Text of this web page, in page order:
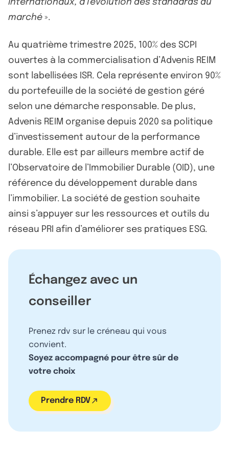
internationaux, à l'évolution des standards du
marché ».
Au quatrième trimestre 2025, 100% des SCPI
ouvertes à la commercialisation d’Advenis REIM
sont labellisées ISR. Cela représente environ 90%
du portefeuille de la société de gestion géré
selon une démarche responsable. De plus,
Advenis REIM organise depuis 2020 sa politique
d’investissement autour de la performance
durable. Elle est par ailleurs membre actif de
l’Observatoire de l’Immobilier Durable (OID), une
référence du développement durable dans
l’immobilier. La société de gestion souhaite
ainsi s’appuyer sur les ressources et outils du
réseau PRI afin d’améliorer ses pratiques ESG.
Échangez avec un
conseiller
Prenez rdv sur le créneau qui vous
convient.
Soyez accompagné pour être sûr de
votre choix
Prendre RDV